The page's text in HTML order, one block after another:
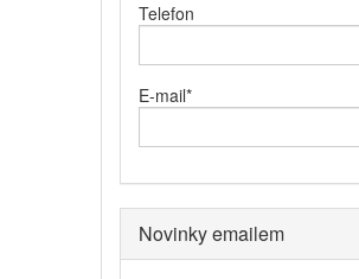
Telefon
E-mail*
Novinky emailem